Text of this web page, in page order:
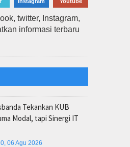
twitter, Instagram,
informasi terbaru
Tekankan KUB
Modal, tapi Sinergi IT
06 Agu 2026